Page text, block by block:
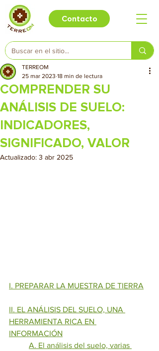
Contacto
COMPRENDER SU
ANÁLISIS DE SUELO:
INDICADORES,
SIGNIFICADO, VALOR
TERREOM
25 mar 2023 18 min de lectura
Actualizado: 3 abr 2025
I. PREPARAR LA MUESTRA DE TIERRA
II. EL ANÁLISIS DEL SUELO, UNA
HERRAMIENTA RICA EN
INFORMACIÓN
A. El análisis del suelo, varias